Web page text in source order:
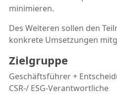
minimieren.
Des Weiteren sollen den
konkrete Umsetzungen
Zielgruppe
Geschäftsführer +
CSR-/ ESG-Verantwortliche